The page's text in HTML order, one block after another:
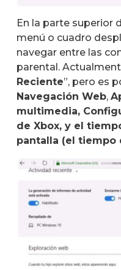
En la parte superior
menú o cuadro
navegar entre las
parental.
Reciente”, pero es
Navegación Web,
multimedia,
de Xbox, y el
pantalla (el tiempo